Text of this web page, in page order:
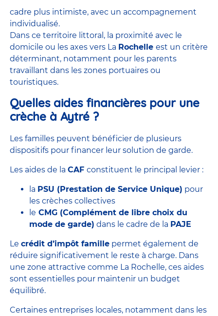
cadre plus intimiste, avec un accompagnement
individualisé.
Dans ce territoire littoral, la proximité avec le
domicile ou les axes vers La Rochelle est un critère
déterminant, notamment pour les parents
travaillant dans les zones portuaires ou
touristiques.
Quelles aides financières pour une
crèche à Aytré ?
Les familles peuvent bénéficier de plusieurs
dispositifs pour financer leur solution de garde.
Les aides de la CAF constituent le principal levier :
la PSU (Prestation de Service Unique) pour
les crèches collectives
le CMG (Complément de libre choix du
mode de garde) dans le cadre de la PAJE
Le crédit d’impôt famille permet également de
réduire significativement le reste à charge. Dans
une zone attractive comme La Rochelle, ces aides
sont essentielles pour maintenir un budget
équilibré.
Certaines entreprises locales, notamment dans les